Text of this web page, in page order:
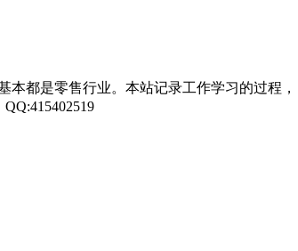
都是零售行业。本站记录工作学习的过程